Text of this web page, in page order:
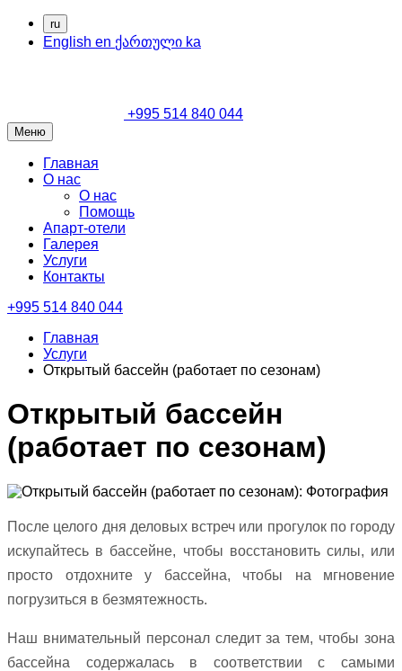
ru
English en ქართული ka
+995 514 840 044
Меню
Главная
О нас
О нас
Помощь
Апарт-отели
Галерея
Услуги
Контакты
+995 514 840 044
Главная
Услуги
Открытый бассейн (работает по сезонам)
Открытый бассейн
(работает по сезонам)
После целого дня деловых встреч или прогулок по городу
искупайтесь в бассейне, чтобы восстановить силы, или
просто отдохните у бассейна, чтобы на мгновение
погрузиться в безмятежность.
Наш внимательный персонал следит за тем, чтобы зона
бассейна содержалась в соответствии с самыми